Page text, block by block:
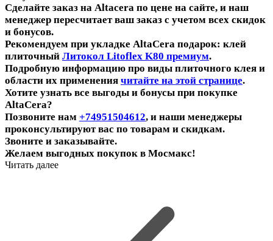
Сделайте заказ на Altacera по цене на сайте, и наш
менеджер пересчитает ваш заказ с учетом всех скидок
и бонусов.
Рекомендуем при укладке AltaCera подарок: клей
плиточный Литокол Litoflex K80 премиум.
Подробную информацию про виды плиточного клея и
области их применения читайте на этой странице.
Хотите узнать все выгоды и бонусы при покупке
AltaCera?
Позвоните нам +74951504612, и наши менеджеры
проконсультируют вас по товарам и скидкам.
Звоните и заказывайте.
Желаем выгодных покупок в Мосмакс!
Читать далее